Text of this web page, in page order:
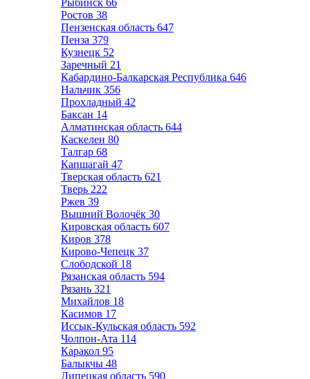
Рыбинск 66
Ростов 38
Пензенская область 647
Пенза 379
Кузнецк 52
Заречный 21
Кабардино-Балкарская Республика 646
Нальчик 356
Прохладный 42
Баксан 14
Алматинская область 644
Каскелен 80
Талгар 68
Капшагай 47
Тверская область 621
Тверь 222
Ржев 39
Вышний Волочёк 30
Кировская область 607
Киров 378
Кирово-Чепецк 37
Слободской 18
Рязанская область 594
Рязань 321
Михайлов 18
Касимов 17
Иссык-Кульская область 592
Чолпон-Ата 114
Каракол 95
Балыкчы 48
Липецкая область 590